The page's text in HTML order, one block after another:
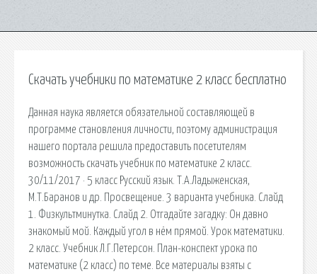
Скачать учебники по математике 2 класс бесплатно
Данная наука является обязательной составляющей в
программе становления личности, поэтому администрация
нашего портала решила предоставить посетителям
возможность скачать учебник по математике 2 класс.
30/11/2017 · 5 класс Русский язык. Т.А.Ладыженская,
М.Т.Баранов и др. Просвещение. 3 варианта учебника. Слайд
1. Физкультминутка. Слайд 2. Отгадайте загадку: Он давно
знакомый мой. Каждый угол в нём прямой. Урок математики.
2 класс. Учебник Л.Г.Петерсон. План-конспект урока по
математике (2 класс) по теме. Все материалы взяты с